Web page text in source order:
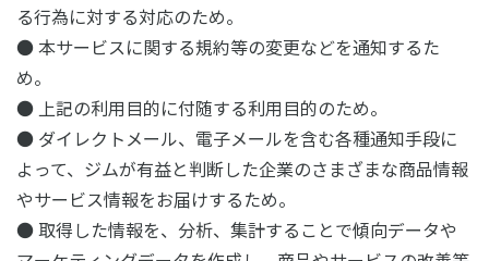
る行為に対する対応のため。
● 本サービスに関する規約等の変更などを通知するた
め。
● 上記の利用目的に付随する利用目的のため。
● ダイレクトメール、電子メールを含む各種通知手段に
よって、ジムが有益と判断した企業のさまざまな商品情報
やサービス情報をお届けするため。
● 取得した情報を、分析、集計することで傾向データや